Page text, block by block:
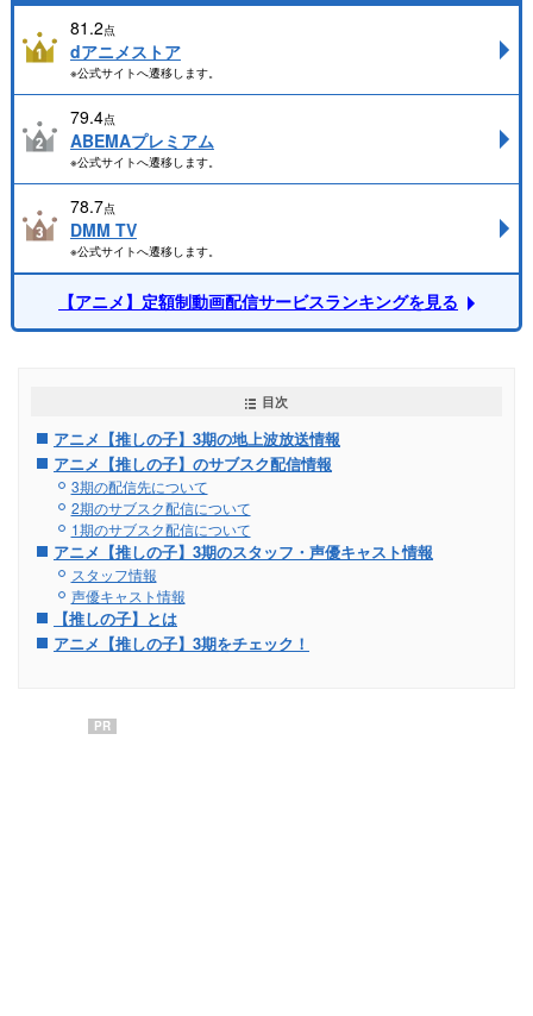
81.2点
dアニメストア
※公式サイトへ遷移します。
79.4点
ABEMAプレミアム
※公式サイトへ遷移します。
78.7点
DMM TV
※公式サイトへ遷移します。
【アニメ】定額制動画配信サービスランキングを見る
目次
アニメ【推しの子】3期の地上波放送情報
アニメ【推しの子】のサブスク配信情報
3期の配信先について
2期のサブスク配信について
1期のサブスク配信について
アニメ【推しの子】3期のスタッフ・声優キャスト情報
スタッフ情報
声優キャスト情報
【推しの子】とは
アニメ【推しの子】3期をチェック！
PR